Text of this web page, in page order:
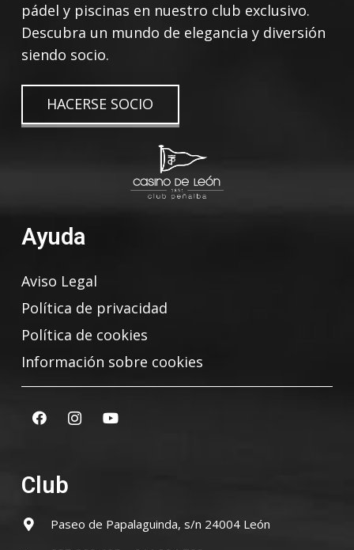
pádel y piscinas en nuestro club exclusivo.
Descubra un mundo de elegancia y diversión
siendo socio.
HACERSE SOCIO
Ayuda
Aviso Legal
Política de privacidad
Política de cookies
Información sobre cookies
Club
Paseo de Papalaguinda, s/n 24004 León